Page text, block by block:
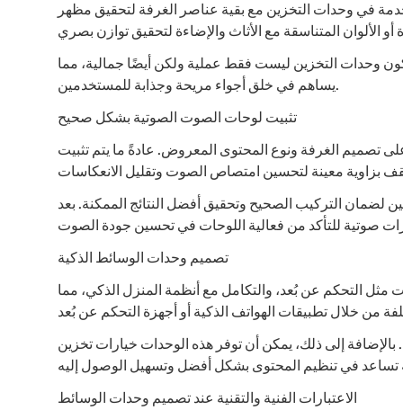
في وحدات التخزين مع بقية عناصر الغرفة لتحقيق مظهر
وحدات التخزين ليست فقط عملية ولكن أيضًا جمالية، مما
يساهم في خلق أجواء مريحة وجذابة للمستخدمين.
تثبيت لوحات الصوت الصوتية بشكل صحيح
تصميم الغرفة ونوع المحتوى المعروض. عادةً ما يتم تثبيت
لضمان التركيب الصحيح وتحقيق أفضل النتائج الممكنة. بعد
تصميم وحدات الوسائط الذكية
التحكم عن بُعد، والتكامل مع أنظمة المنزل الذكي، مما
بالإضافة إلى ذلك، يمكن أن توفر هذه الوحدات خيارات تخزين
الاعتبارات الفنية والتقنية عند تصميم وحدات الوسائط